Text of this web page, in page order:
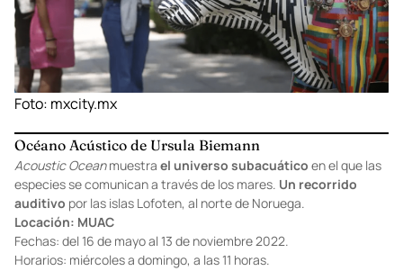
Foto: mxcity.mx
Océano Acústico de Ursula Biemann
Acoustic Oceanmuestra el universo subacuático en el que las
especies se comunican a través de los mares. Un recorrido
auditivo por las islas Lofoten, al norte de Noruega.
Locación: MUAC
Fechas: del 16 de mayo al 13 de noviembre 2022.
Horarios: miércoles a domingo, a las 11 horas.